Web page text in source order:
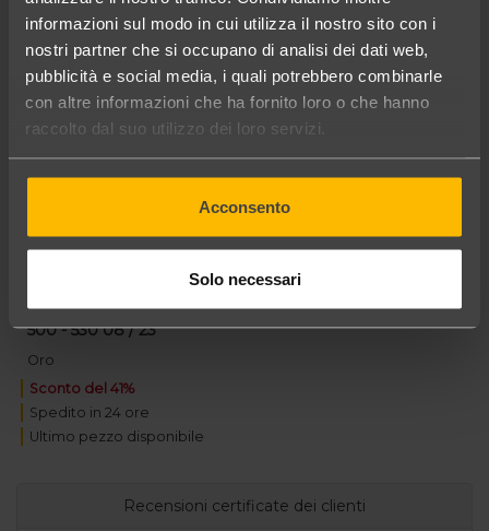
informazioni sul modo in cui utilizza il nostro sito con i
nostri partner che si occupano di analisi dei dati web,
pubblicità e social media, i quali potrebbero combinarle
con altre informazioni che ha fornito loro o che hanno
raccolto dal suo utilizzo dei loro servizi.
Acconsento
Solo necessari
in offerta a48,95 €
risparmi 33,40 €
Lightech LEVD014 Leva freno a mano Yamaha T Max
500 - 530 08 / 23
Oro
Sconto del 41%
Spedito in 24 ore
Ultimo pezzo disponibile
Recensioni certificate dei clienti